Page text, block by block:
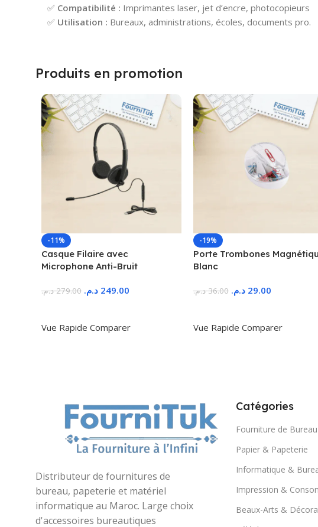
✅ Compatibilité : Imprimantes laser, jet d’encre, photocopieurs
✅ Utilisation : Bureaux, administrations, écoles, documents pro.
Produits en promotion
-11%
Casque Filaire avec
Microphone Anti-Bruit
279.00 د.م. 249.00 د.م.
Vue Rapide Comparer
-19%
Porte Trombones
Blanc
36.00 د.م. 29.00 د.م.
Vue Rapide Comparer
Distributeur de fournitures de
bureau, papeterie et matériel
informatique au Maroc. Large choix
d'accessoires bureautiques
Catégories
Fourniture de Bureau
Papier & Papeterie
Informatique &
Impression &
Beaux-Arts &